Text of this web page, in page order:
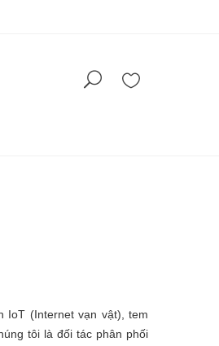
IoT (Internet vạn vật), tem
tôi là đối tác phân phối